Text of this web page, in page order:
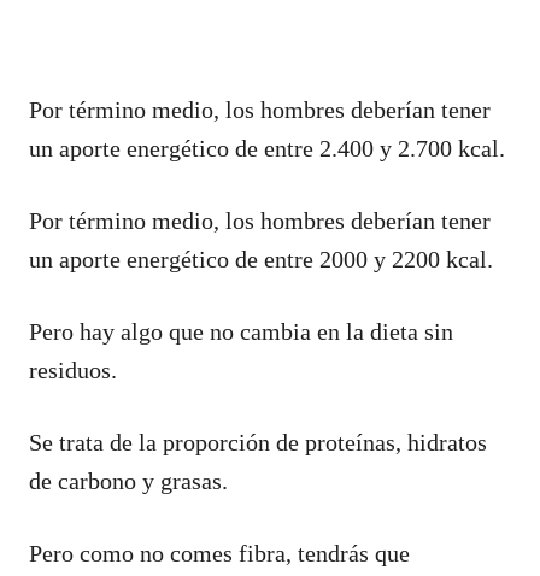
Por término medio, los hombres deberían tener
un aporte energético de entre 2.400 y 2.700 kcal.
Por término medio, los hombres deberían tener
un aporte energético de entre 2000 y 2200 kcal.
Pero hay algo que no cambia en la dieta sin
residuos.
Se trata de la proporción de proteínas, hidratos
de carbono y grasas.
Pero como no comes fibra, tendrás que